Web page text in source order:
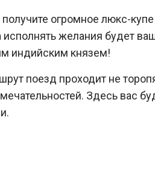
огромное люкс-
желания будет
индийским князем!
поезд проходит не
Здесь вас